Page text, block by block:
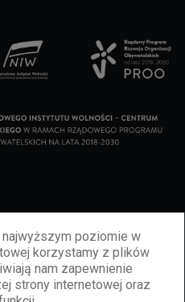
najwyższym poziomie w
korzystamy z plików
nam zapewnienie
strony internetowej oraz